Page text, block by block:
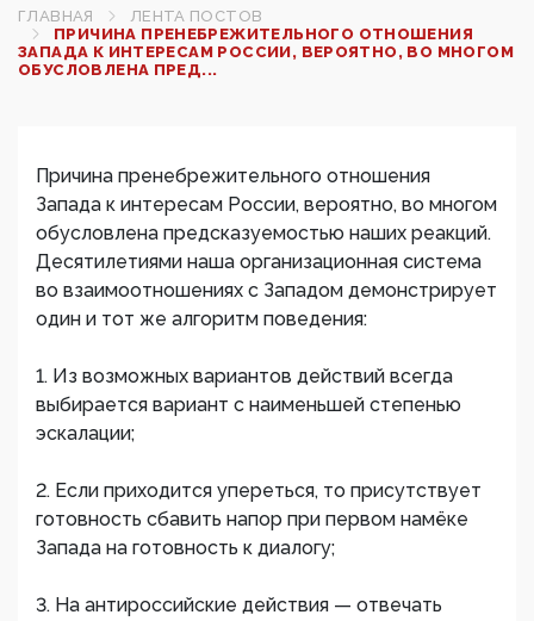
ГЛАВНАЯ
ЛЕНТА ПОСТОВ
ПРИЧИНА ПРЕНЕБРЕЖИТЕЛЬНОГО ОТНОШЕНИЯ
ЗАПАДА К ИНТЕРЕСАМ РОССИИ, ВЕРОЯТНО, ВО МНОГОМ
ОБУСЛОВЛЕНА ПРЕД...
Причина пренебрежительного отношения
Запада к интересам России, вероятно, во многом
обусловлена предсказуемостью наших реакций.
Десятилетиями наша организационная система
во взаимоотношениях с Западом демонстрирует
один и тот же алгоритм поведения:
1. Из возможных вариантов действий всегда
выбирается вариант с наименьшей степенью
эскалации;
2. Если приходится упереться, то присутствует
готовность сбавить напор при первом намёке
Запада на готовность к диалогу;
3. На антироссийские действия — отвечать